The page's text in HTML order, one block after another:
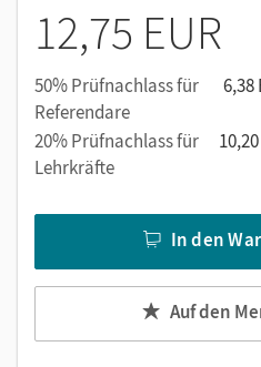
12,75 EUR
50% Prüfnachlass für
Referendare
6,38
20% Prüfnachlass für
Lehrkräfte
In den
Auf den